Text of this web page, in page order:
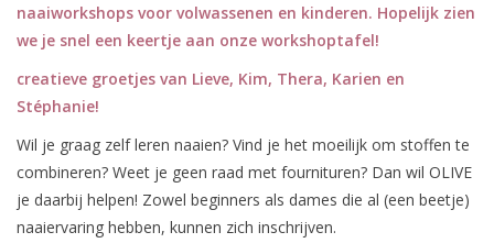
Workshops
Diy pakketten
Studio Olive inspireert....
naaiworkshops voor volwassenen en kinderen. Hopelijk zien
we je snel een keertje aan onze workshoptafel!
creatieve groetjes van Lieve, Kim, Thera, Karien en
Stéphanie!
Wil je graag zelf leren naaien? Vind je het moeilijk om stoffen te
combineren? Weet je geen raad met fournituren? Dan wil OLIVE
je daarbij helpen! Zowel beginners als dames die al (een beetje)
naaiervaring hebben, kunnen zich inschrijven.